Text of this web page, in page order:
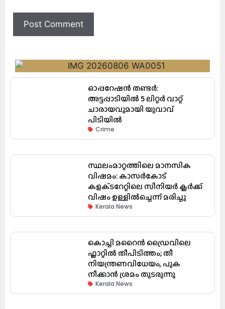
ഓപ്പറേഷൻ തണ്ടർ:
അട്ടപ്പാടിയിൽ 5 ലിറ്റർ വാറ്റ്
ചാരായവുമായി യുവാവ്
പിടിയിൽ
Crime
സ്ഥലംമാറ്റത്തിലെ മാനസിക
വിഷമം: കാസർകോട്
കളക്‌ടറേറ്റിലെ സീനിയർ ക്ലർക്ക്
വിഷം ഉള്ളിൽച്ചെന്ന് മരിച്ചു
Kerala News
കൊച്ചി മറൈൻ ഡ്രൈവിലെ
ഫ്ലാറ്റിൽ തീപിടിത്തം; തീ
നിയന്ത്രണവിധേയം, പുക
നീക്കാൻ ശ്രമം തുടരുന്നു
Kerala News